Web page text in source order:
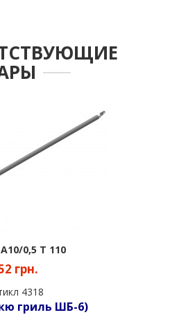
0,5 Т 110
грн.
4318
гриль ШБ-6)